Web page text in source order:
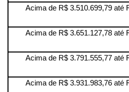
Acima de R$ 3.510.699,79 até
Acima de R$ 3.651.127,78 até
Acima de R$ 3.791.555,77 até
Acima de R$ 3.931.983,76 até